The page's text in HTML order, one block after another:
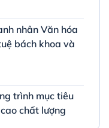
nhân Văn hóa
bách khoa và
trình mục tiêu
chất lượng